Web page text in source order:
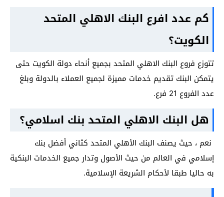
كم عدد افرع البنك الاهلي المتحد
الكويت؟
تتوزع فروع البنك الاهلي المتحد بجميع أنحاء دولة الكويت حتى
يتمكن البنك تقديم خدمات مميزة لجميع العملاء بالدولة وبلغ
عدد الفروع 21 فرع.
هل البنك الاهلي المتحد بنك اسلامي؟
نعم ، حيث يصنف البنك الأهلي المتحد كثاني أفضل بنك
إسلامي في العالم من حيث الأصول وتدار جميع الخدمات البنكية
به حاليا طبقا لأحكام الشريعة الإسلامية.